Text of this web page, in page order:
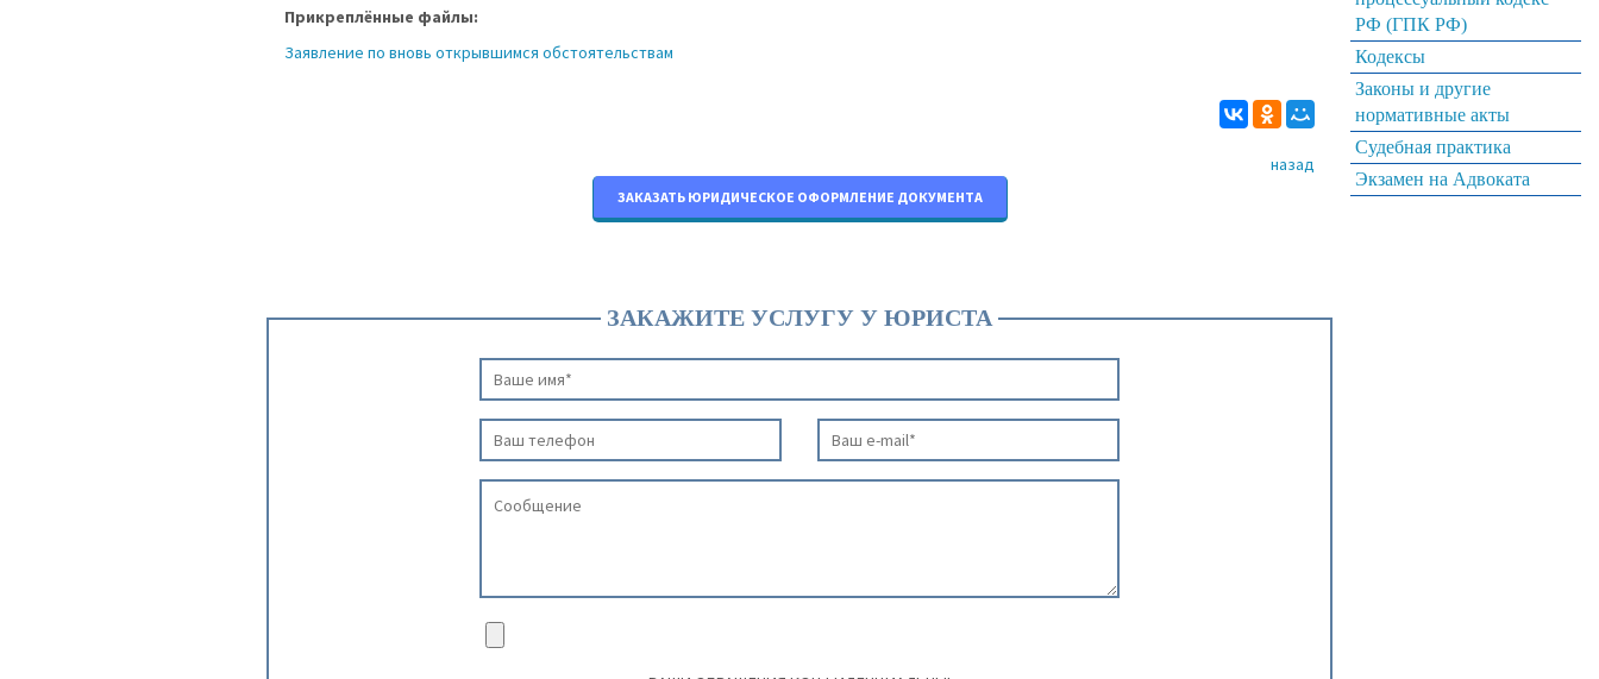
Прикреплённые файлы:
Заявление по вновь открывшимся обстоятельствам
назад
ЗАКАЗАТЬ ЮРИДИЧЕСКОЕ ОФОРМЛЕНИЕ ДОКУМЕНТА
ЗАКАЖИТЕ УСЛУГУ У ЮРИСТА
РФ (ГПК РФ)
Кодексы
Законы и другие
нормативные акты
Судебная практика
Экзамен на Адвоката